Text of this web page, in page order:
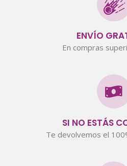
ENVÍO
En compras
SI NO ESTÁS
Te devolvemos el